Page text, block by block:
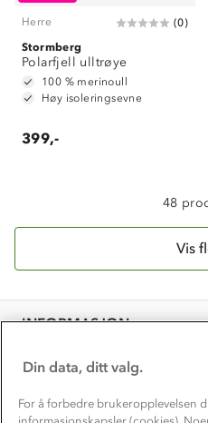
Herre (0)
Stormberg
Polarfjell ulltrøye
100 % merinoull
Høy isoleringsevne
399,-
48
Vis
INFORMASJON
Kundeservice
Våre butikker
Bedrift, barnehage og SFO
Presse
OM OSS
Verdigrunnlag
Klima og miljø
Etisk handel
Dyreetikk
Samarbeide med oss?
TIPS OG RÅD
Trelagsprinsippet barn
Alt du trenger til
Dette trenger du til
Store størrelser
Turmat oppskrifter
Beredskap
Norgesferie 🇳🇴
Få turinspirasjon og tips
Overnatte utendørs⛺
Leirskole 🥾
Barnehageansatt
Din data, ditt valg.
For å forbedre brukeropplevelsen